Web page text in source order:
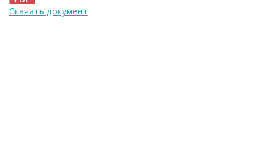
Скачать документ